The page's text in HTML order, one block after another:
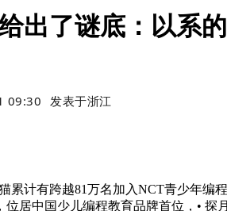
出了谜底：以系
09:30 发表于浙江
计有跨越81万名加入NCT青少年编
位居中国少儿编程教育品牌首位，•